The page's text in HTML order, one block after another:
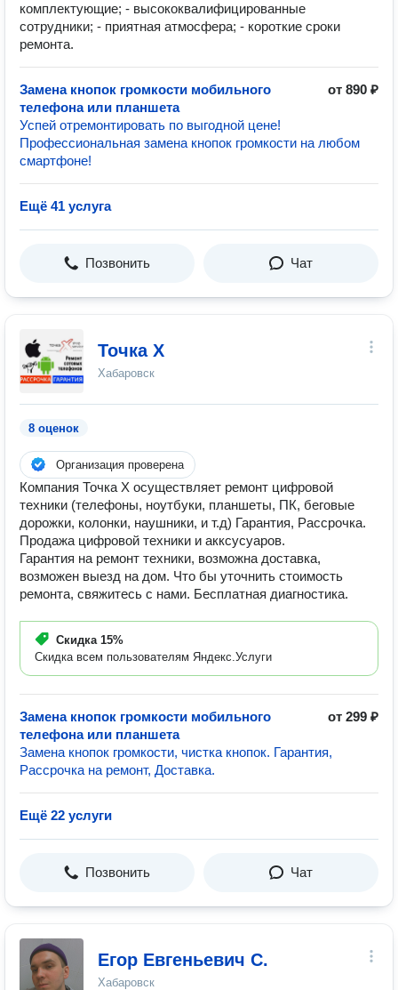
комплектующие; - высококвалифицированные
сотрудники; - приятная атмосфера; - короткие сроки
ремонта.
Замена кнопок громкости мобильного
телефона или планшета
от 890 ₽
Успей отремонтировать по выгодной цене!
Профессиональная замена кнопок громкости на любом
смартфоне!
Ещё 41 услуга
Позвонить Чат
Точка Х
Хабаровск
8 оценок
Организация проверена
Компания Точка Х осуществляет ремонт цифровой
техники (телефоны, ноутбуки, планшеты, ПК, беговые
дорожки, колонки, наушники, и т.д) Гарантия, Рассрочка.
Продажа цифровой техники и акксусуаров.
Гарантия на ремонт техники, возможна доставка,
возможен выезд на дом. Что бы уточнить стоимость
ремонта, свяжитесь с нами. Бесплатная диагностика.
Скидка 15%
Скидка всем пользователям Яндекс.Услуги
Замена кнопок громкости мобильного
телефона или планшета
от 299 ₽
Замена кнопок громкости, чистка кнопок. Гарантия,
Рассрочка на ремонт, Доставка.
Ещё 22 услуги
Позвонить Чат
Егор Евгеньевич С.
Хабаровск